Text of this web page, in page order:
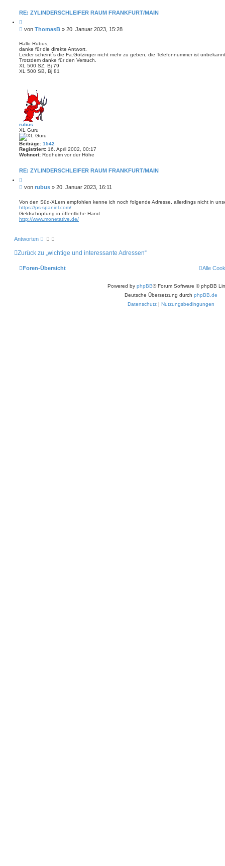
RE: ZYLINDERSCHLEIFER RAUM FRANKFURT/MAIN
i
t
e
r
e
n
B
i
t
r
a
g
von ThomasB » 20. Januar 2023, 15:28
Hallo Rubus,
danke für die direkte Antwort.
Leider scheint`s die Fa.Götzinger nicht mehr zu geben, die Telefonnummer ist
Trotzdem danke für den Versuch.
XL 500 SZ, Bj 79
XL 500 SB, Bj 81
rubus
XL Guru
Beiträge: 1542
Registriert: 16. April 2002, 00:17
Wohnort: Rodheim vor der Höhe
RE: ZYLINDERSCHLEIFER RAUM FRANKFURT/MAIN
i
t
e
r
e
n
B
i
t
r
a
von rubus » 20. Januar 2023, 16:11
Von den Süd-XLern empfohlen kenne ich noch folgende Adresse, allerdings nicht in
https://ps-spaniel.com/
Geldschöpfung in öffentliche Hand
http://www.monetative.de/
Antworten
Zurück zu „wichtige und interessante Adressen“
Foren-Übersicht Alle
Powered by phpBB® Forum Software © phpBB
Deutsche Übersetzung durch phpBB.de
Datenschutz | Nutzungsbedingungen